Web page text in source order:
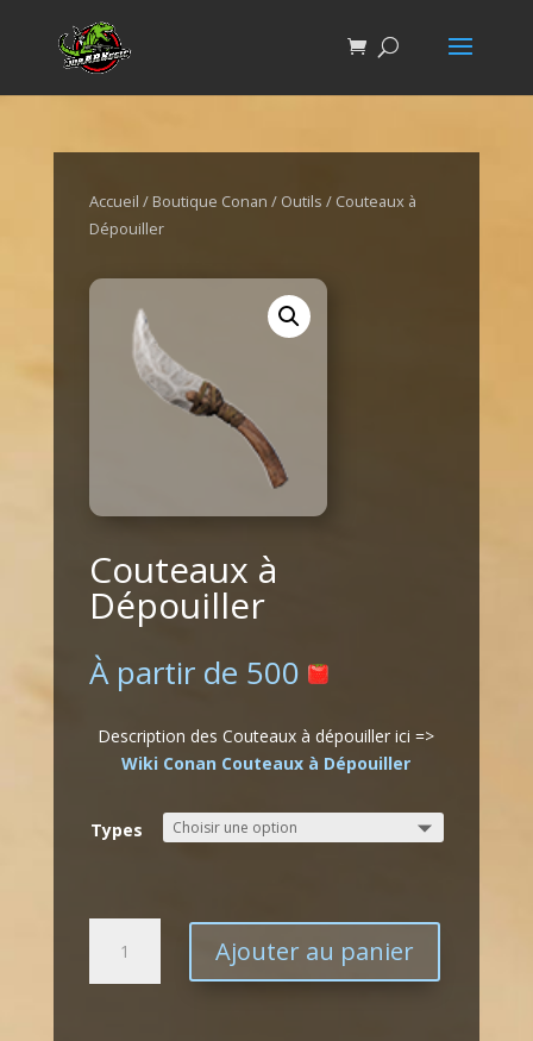
Accueil / Boutique Conan / Outils / Couteaux à
Dépouiller
Couteaux à
Dépouiller
À partir de 500
Description des Couteaux à dépouiller ici =>
Wiki Conan Couteaux à Dépouiller
Types
Couteaux
Ajouter au panier